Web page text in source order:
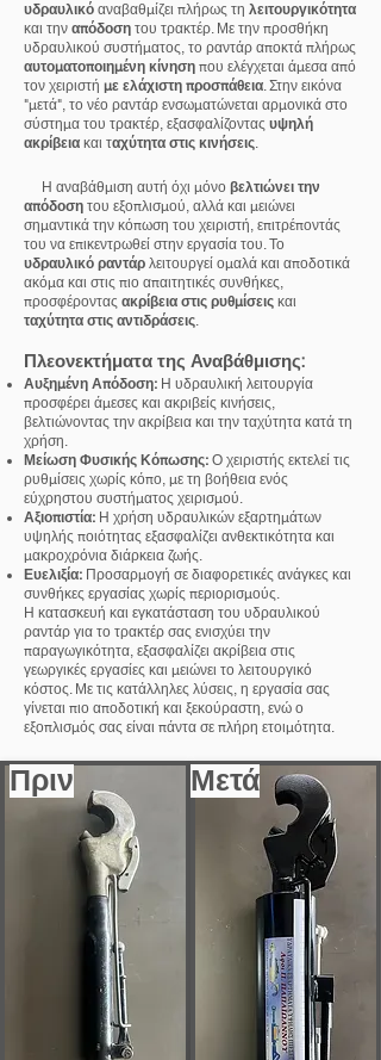
Πριν Μετά
υδραυλικό αναβαθμίζει πλήρως τη λειτουργικότητα
και την απόδοση του τρακτέρ. Με την προσθήκη
υδραυλικού συστήματος, το ραντάρ αποκτά πλήρως
αυτοματοποιημένη κίνηση που ελέγχεται άμεσα από
τον χειριστή με ελάχιστη προσπάθεια. Στην εικόνα
"μετά", το νέο ραντάρ ενσωματώνεται αρμονικά στο
σύστημα του τρακτέρ, εξασφαλίζοντας υψηλή
ακρίβεια και ταχύτητα στις κινήσεις.
Η αναβάθμιση αυτή όχι μόνο βελτιώνει την
απόδοση του εξοπλισμού, αλλά και μειώνει
σημαντικά την κόπωση του χειριστή, επιτρέποντάς
του να επικεντρωθεί στην εργασία του. Το
υδραυλικό ραντάρ λειτουργεί ομαλά και αποδοτικά
ακόμα και στις πιο απαιτητικές συνθήκες,
προσφέροντας ακρίβεια στις ρυθμίσεις και
ταχύτητα στις αντιδράσεις.
Πλεονεκτήματα της Αναβάθμισης:
Αυξημένη Απόδοση: Η υδραυλική λειτουργία
προσφέρει άμεσες και ακριβείς κινήσεις,
βελτιώνοντας την ακρίβεια και την ταχύτητα κατά τη
χρήση.
Μείωση Φυσικής Κόπωσης: Ο χειριστής εκτελεί τις
ρυθμίσεις χωρίς κόπο, με τη βοήθεια ενός
εύχρηστου συστήματος χειρισμού.
Αξιοπιστία: Η χρήση υδραυλικών εξαρτημάτων
υψηλής ποιότητας εξασφαλίζει ανθεκτικότητα και
μακροχρόνια διάρκεια ζωής.
Ευελιξία: Προσαρμογή σε διαφορετικές ανάγκες και
συνθήκες εργασίας χωρίς περιορισμούς.
Η κατασκευή και εγκατάσταση του υδραυλικού
ραντάρ για το τρακτέρ σας ενισχύει την
παραγωγικότητα, εξασφαλίζει ακρίβεια στις
γεωργικές εργασίες και μειώνει το λειτουργικό
κόστος. Με τις κατάλληλες λύσεις, η εργασία σας
γίνεται πιο αποδοτική και ξεκούραστη, ενώ ο
εξοπλισμός σας είναι πάντα σε πλήρη ετοιμότητα.
Πριν Μετά